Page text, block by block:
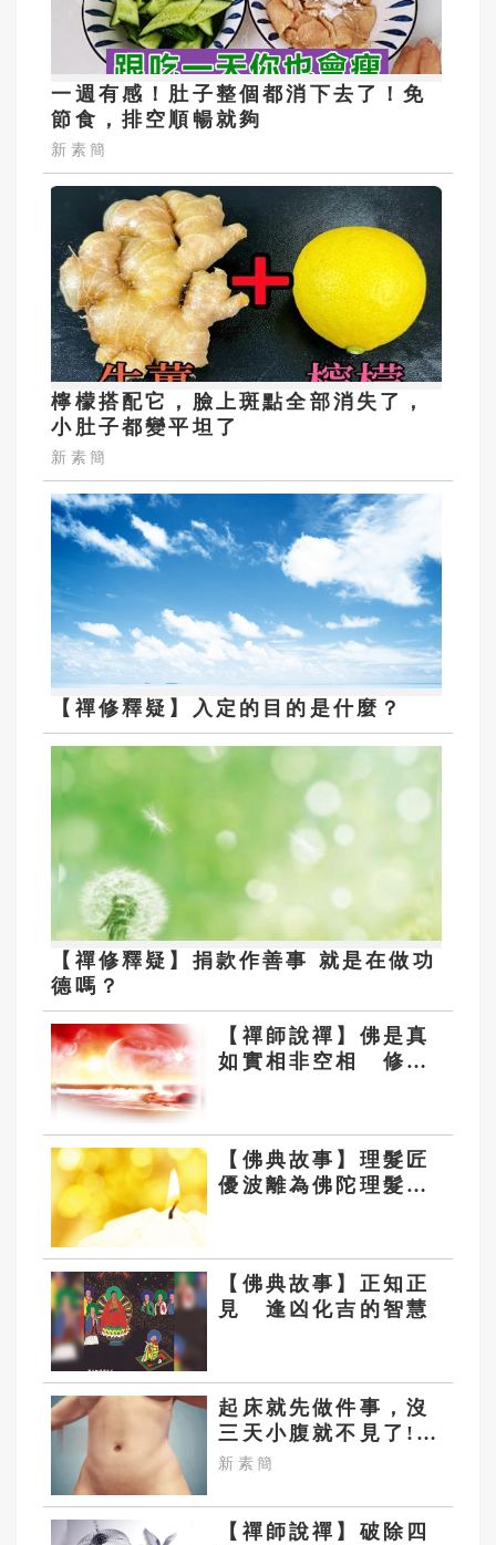
一週有感！肚子整個都消下去了！免
節食，排空順暢就夠
新素簡
檸檬搭配它，臉上斑點全部消失了，
小肚子都變平坦了
新素簡
【禪修釋疑】入定的目的是什麼？
【禪修釋疑】捐款作善事 就是在做功
德嗎？
【禪師說禪】佛是真
如實相非空相 修行
【佛典故事】理髮匠
優波離為佛陀理髮的
【佛典故事】正知正
見 逢凶化吉的智慧
起床就先做件事，沒
三天小腹就不見了!
肚子一天天變小！
新素簡
【禪師說禪】破除四